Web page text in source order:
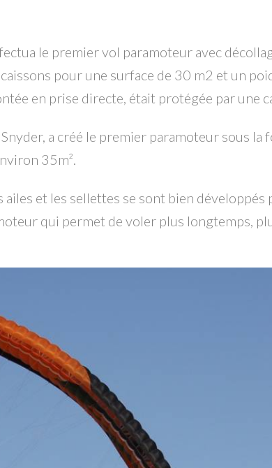
le premier vol paramoteur avec
pour une surface de 30 m2 et un
en prise directe, était protégée par une
a créé le premier paramoteur sous la
35m².
et les sellettes se sont bien
qui permet de voler plus longtemps,